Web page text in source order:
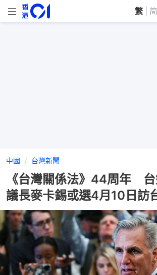
繁 简
中國 台灣新聞
《台灣關係法》44周年
議長麥卡錫或選4月10日訪